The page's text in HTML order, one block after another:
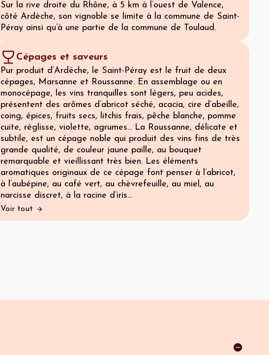
Sur la rive droite du Rhône, à 5 km à l’ouest de Valence,
côté Ardèche, son vignoble se limite à la commune de Saint-
Péray ainsi qu’à une partie de la commune de Toulaud.
Cépages et saveurs
Pur produit d’Ardèche, le Saint-Péray est le fruit de deux
cépages, Marsanne et Roussanne. En assemblage ou en
monocépage, les vins tranquilles sont légers, peu acides,
présentent des arômes d’abricot séché, acacia, cire d’abeille,
coing, épices, fruits secs, litchis frais, pêche blanche, pomme
cuite, réglisse, violette, agrumes... La Roussanne, délicate et
subtile, est un cépage noble qui produit des vins fins de très
grande qualité, de couleur jaune paille, au bouquet
remarquable et vieillissant très bien. Les éléments
aromatiques originaux de ce cépage font penser à l’abricot,
à l’aubépine, au café vert, au chèvrefeuille, au miel, au
narcisse discret, à la racine d’iris...
Voir tout